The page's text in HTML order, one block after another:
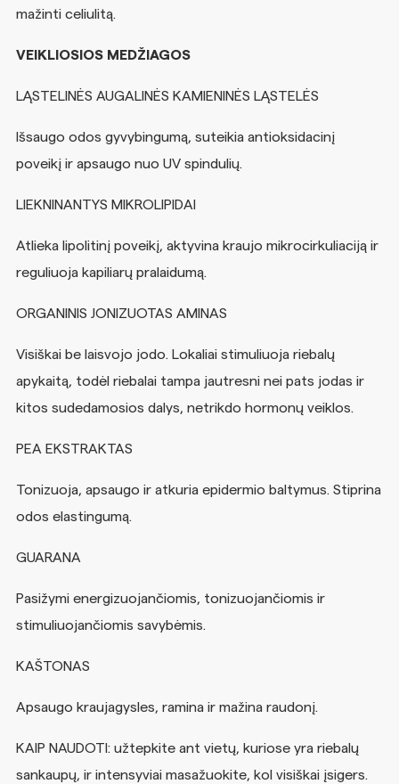
mažinti celiulitą.
VEIKLIOSIOS MEDŽIAGOS
LĄSTELINĖS AUGALINĖS KAMIENINĖS LĄSTELĖS
Išsaugo odos gyvybingumą, suteikia antioksidacinį
poveikį ir apsaugo nuo UV spindulių.
LIEKNINANTYS MIKROLIPIDAI
Atlieka lipolitinį poveikį, aktyvina kraujo mikrocirkuliaciją ir
reguliuoja kapiliarų pralaidumą.
ORGANINIS JONIZUOTAS AMINAS
Visiškai be laisvojo jodo. Lokaliai stimuliuoja riebalų
apykaitą, todėl riebalai tampa jautresni nei pats jodas ir
kitos sudedamosios dalys, netrikdo hormonų veiklos.
PEA EKSTRAKTAS
Tonizuoja, apsaugo ir atkuria epidermio baltymus. Stiprina
odos elastingumą.
GUARANA
Pasižymi energizuojančiomis, tonizuojančiomis ir
stimuliuojančiomis savybėmis.
KAŠTONAS
Apsaugo kraujagysles, ramina ir mažina raudonį.
KAIP NAUDOTI: užtepkite ant vietų, kuriose yra riebalų
sankaupų, ir intensyviai masažuokite, kol visiškai įsigers.